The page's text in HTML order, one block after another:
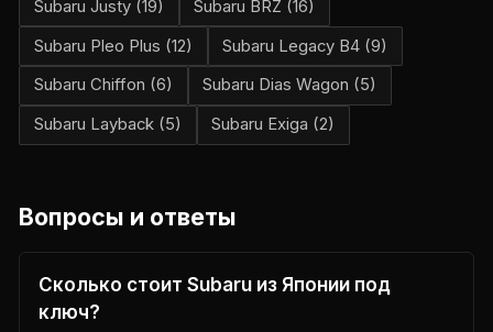
Subaru Justy(19) Subaru BRZ (16)
Subaru Pleo Plus (12) Subaru Legacy B4 (9)
Subaru Chiffon (6) Subaru Dias Wagon (5)
Subaru Layback(5) Subaru Exiga (2)
Вопросы и ответы
Сколько стоит Subaru из Японии под
ключ?